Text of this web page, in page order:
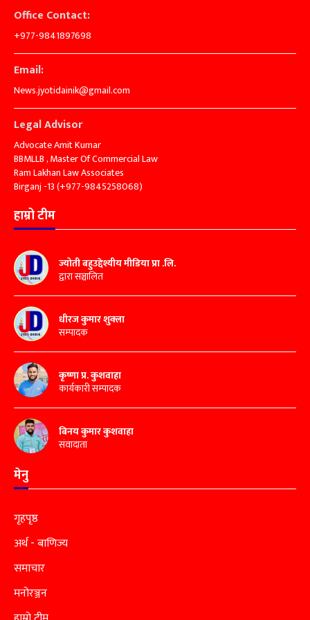
Office Contact:
+977-9841897698
Email:
News.jyotidainik@gmail.com
Legal Advisor
Advocate Amit Kumar
BBMLLB , Master Of Commercial Law
Ram Lakhan Law Associates
Birganj -13 (+977-9845258068)
हाम्रो टीम
ज्योती बहुउद्देश्यीय मीडिया प्रा .लि.
द्वारा सञ्चालित
धीरज कुमार शुक्ला
सम्पादक
कृष्णा प्र. कुशवाहा
कार्यकारी सम्पादक
बिनय कुमार कुशवाहा
संवादाता
मेनु
गृहपृष्ठ
अर्थ - बाणिज्य
समाचार
मनोरञ्जन